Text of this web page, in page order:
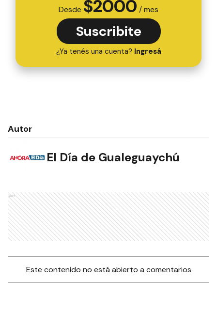
Desde $2000 / mes
Suscribite
¿Ya tenés una cuenta? Ingresá
Autor
El Día de Gualeguaychú
Ads
Este contenido no está abierto a comentarios